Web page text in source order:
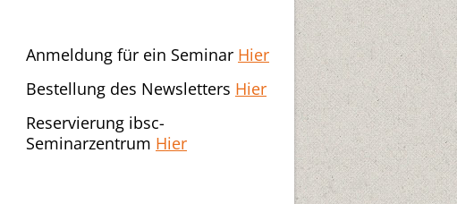
Anmeldung für ein Seminar Hier
Bestellung des Newsletters Hier
Reservierung ibsc-
Seminarzentrum Hier